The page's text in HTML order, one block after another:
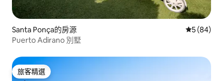
Santa Ponça的房源 從 84 則評
5 (84)
Puerto Adirano 別墅
旅客精選
旅客精選